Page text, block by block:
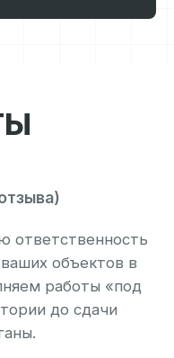
ответственность
объектов в
работы «под
до сдачи